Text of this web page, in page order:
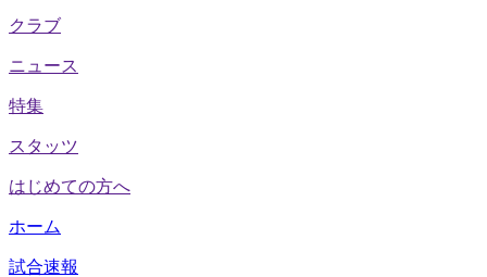
クラブ
ニュース
特集
スタッツ
はじめての方へ
ホーム
試合速報